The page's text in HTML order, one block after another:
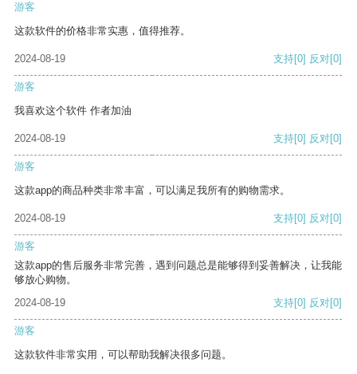
游客
这款软件的价格非常实惠，值得推荐。
2024-08-19 支持[0] 反对[0]
游客
我喜欢这个软件 作者加油
2024-08-19 支持[0] 反对[0]
游客
这款app的商品种类非常丰富，可以满足我所有的购物需求。
2024-08-19 支持[0] 反对[0]
游客
这款app的售后服务非常完善，遇到问题总是能够得到妥善解决，让我能
够放心购物。
2024-08-19
支持[0] 反对[0]
游客
这款软件非常实用，可以帮助我解决很多问题。